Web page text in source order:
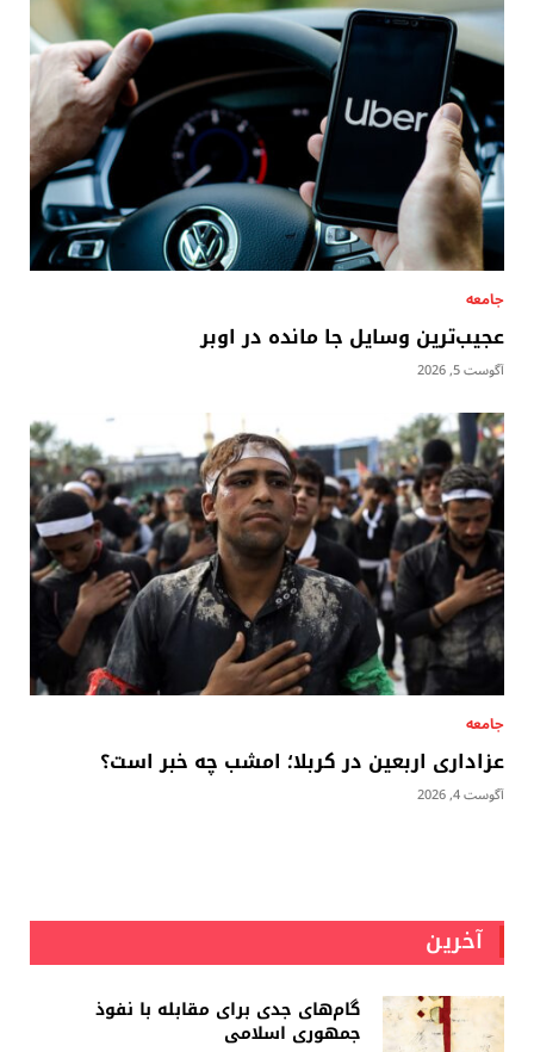
جامعه
عجیب‌ترین وسایل جا مانده در اوبر
آگوست 5, 2026
جامعه
عزاداری اربعین در کربلا؛ امشب چه خبر است؟
آگوست 4, 2026
آخرین
گام‌های جدی برای مقابله با نفوذ
جمهوری اسلامى